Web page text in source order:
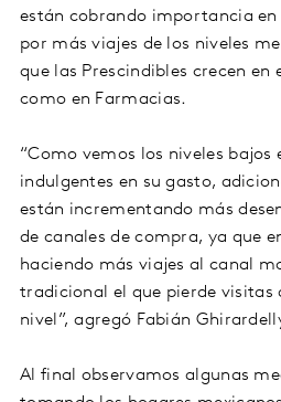
están cobrando importancia en
por más viajes de los niveles
que las Prescindibles crecen en
como en Farmacias.
“Como vemos los niveles bajos
indulgentes en su gasto,
están incrementando más
de canales de compra, ya que
haciendo más viajes al canal
tradicional el que pierde visitas
nivel”, agregó Fabián
Al final observamos algunas